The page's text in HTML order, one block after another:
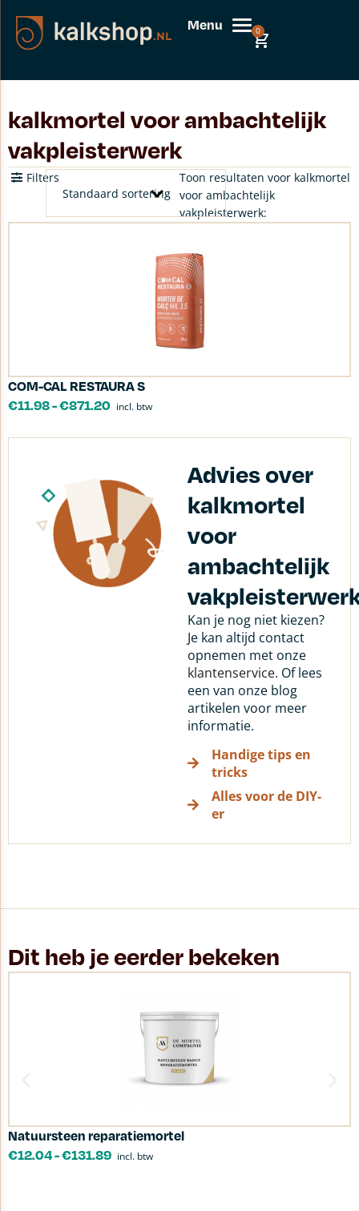
Menu 0
kalkmortel voor ambachtelijk
vakpleisterwerk
Toon resultaten voor kalkmortel
voor ambachtelijk
vakpleisterwerk:
Filters
COM-CAL RESTAURA S
€11.98-€871.20 incl. btw
Advies over
kalkmortel
voor
ambachtelijk
Kan je nog niet kiezen?
Je kan altijd contact
opnemen met onze
klantenservice. Of lees
een van onze blog
artikelen voor meer
informatie.
Handige tips en
tricks
Alles voor de DIY-
er
Dit heb je eerder bekeken
Natuursteen reparatiemortel
€12.04-€131.89 incl. btw